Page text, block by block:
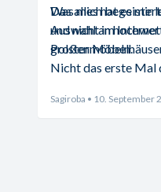
Was mich
Auswahl an
Polstermöbeln.
Das alles hat es mir
und nicht im
großen
Nicht das erste Mal
Sagiroba • 10. September